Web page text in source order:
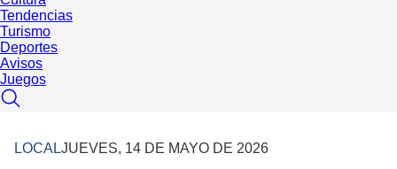
Tendencias
Turismo
Deportes
Avisos
Juegos
LOCALJUEVES, 14 DE MAYO DE 2026